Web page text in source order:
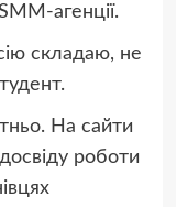
агенції.
складаю, не
На сайти
роботи